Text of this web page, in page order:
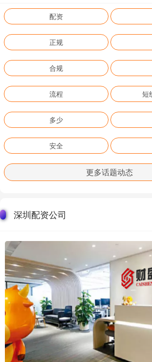
配资
正规
合规
流程 短
多少
安全
更多话题动态
深圳配资公司